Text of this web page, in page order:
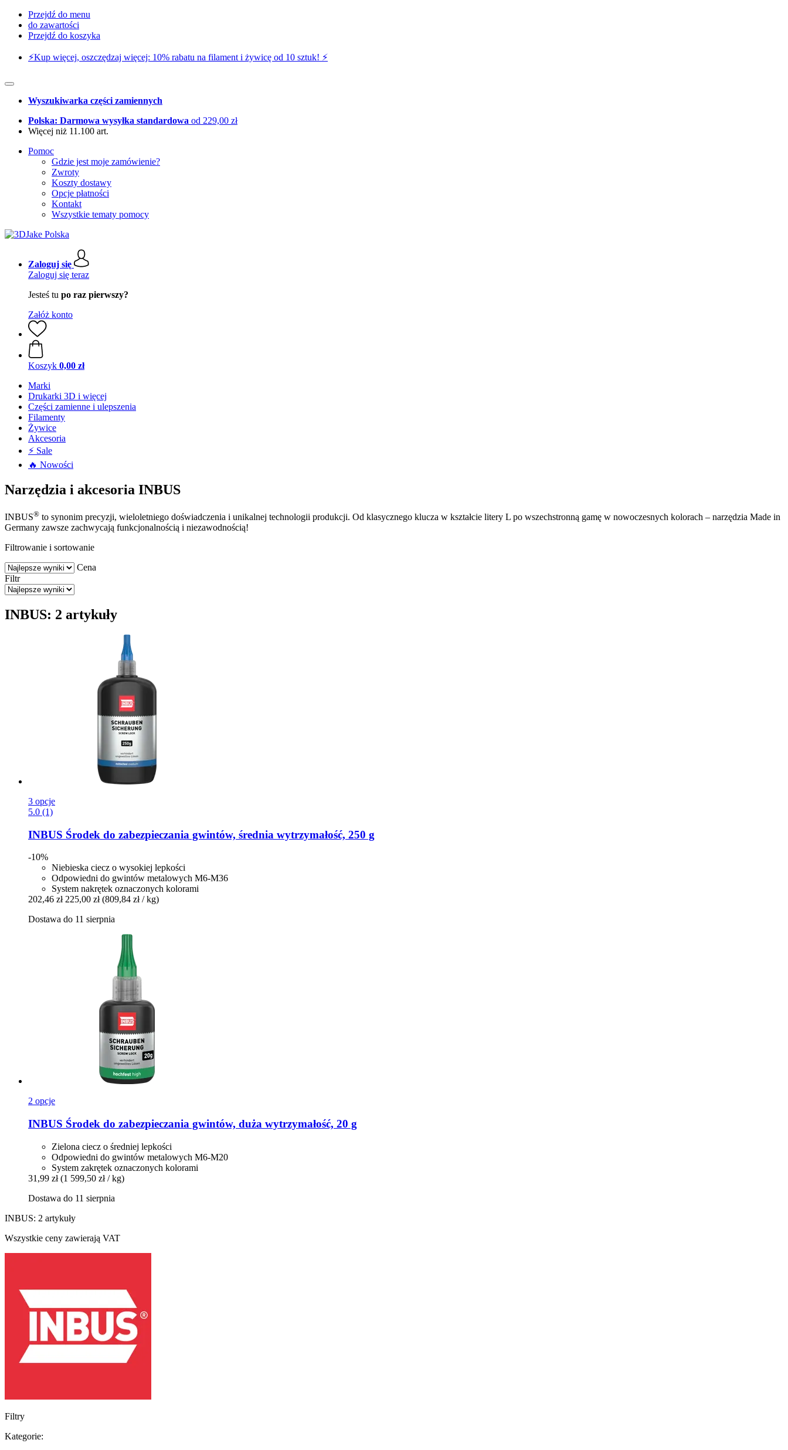
Przejdź do menu
do zawartości
Przejdź do koszyka
⚡️Kup więcej, oszczędzaj więcej: 10% rabatu na filament i żywicę od 10 sztuk! ⚡️
Wyszukiwarka części zamiennych
Polska: Darmowa wysyłka standardowa od 229,00 zł
Więcej niż 11.100 art.
Pomoc
Gdzie jest moje zamówienie?
Zwroty
Koszty dostawy
Opcje płatności
Kontakt
Wszystkie tematy pomocy
Zaloguj się
Zaloguj się teraz
Jesteś tu po raz pierwszy?
Załóż konto
Koszyk 0,00 zł
Marki
Drukarki 3D i więcej
Części zamienne i ulepszenia
Filamenty
Żywice
Akcesoria
⚡ Sale
🔥 Nowości
Narzędzia i akcesoria INBUS
INBUS® to synonim precyzji, wieloletniego doświadczenia i unikalnej technologii produkcji. Od klasycznego klucza w kształcie litery L po wszechstronną gamę w nowoczesnych kolorach – narzędzia Made in
Germany zawsze zachwycają funkcjonalnością i niezawodnością!
Filtrowanie i sortowanie
Cena
Filtr
INBUS: 2 artykuły
3 opcje
5.0 (1)
INBUS Środek do zabezpieczania gwintów, średnia wytrzymałość, 250 g
-10%
Niebieska ciecz o wysokiej lepkości
Odpowiedni do gwintów metalowych M6-M36
System nakrętek oznaczonych kolorami
202,46 zł 225,00 zł (809,84 zł / kg)
Dostawa do 11 sierpnia
2 opcje
INBUS Środek do zabezpieczania gwintów, duża wytrzymałość, 20 g
Zielona ciecz o średniej lepkości
Odpowiedni do gwintów metalowych M6-M20
System zakrętek oznaczonych kolorami
31,99 zł (1 599,50 zł / kg)
Dostawa do 11 sierpnia
INBUS: 2 artykuły
Wszystkie ceny zawierają VAT
Filtry
Kategorie: